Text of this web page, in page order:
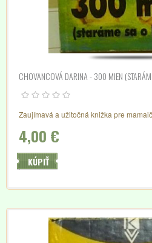
CHOVANCOVÁ DARINA - 300 MIEN
Zaujímavá a užitočná knižka pre
4,00 €
KÚPIŤ